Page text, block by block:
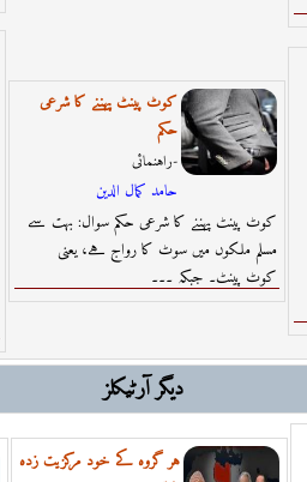
کوٹ پینٹ پہننے کا شرعی
حکم
راہنمائى-
حامد كمال الدين
کوٹ پینٹ پہننے کا شرعی حکم سوال: بہت سے
مسلم ملکوں میں سوٹ کا رواج ہے، یعنی
کوٹ پینٹ۔ جبکہ ۔۔۔
ديگر آرٹیکلز
ہر گروہ کے خود مرکزیت زدہ